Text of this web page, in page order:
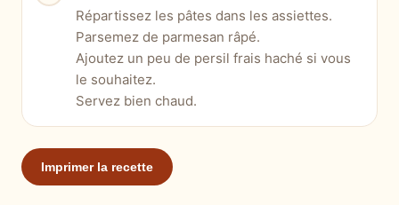
Répartissez les pâtes dans les assiettes.
Parsemez de parmesan râpé.
Ajoutez un peu de persil frais haché si vous
le souhaitez.
Servez bien chaud.
Imprimer la recette